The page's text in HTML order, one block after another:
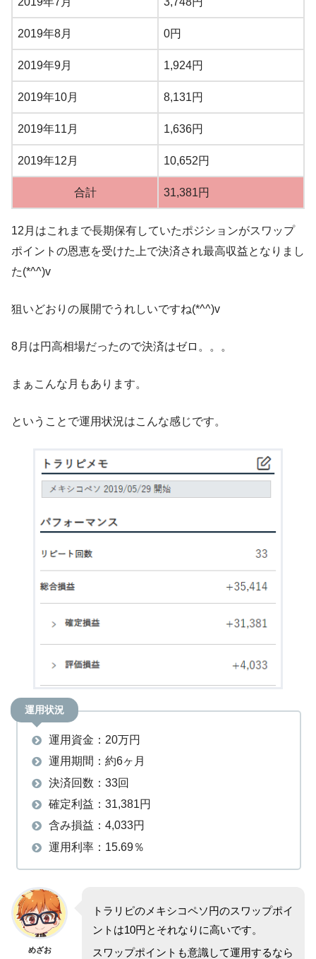
2019年8月 0円
2019年9月 1,924円
2019年10月 8,131円
2019年11月 1,636円
2019年12月 10,652円
合計 31,381円
12月はこれまで長期保有していたポジションがスワップ
ポイントの恩恵を受けた上で決済され最高収益となりまし
た(*^^)v
狙いどおりの展開でうれしいですね(*^^)v
8月は円高相場だったので決済はゼロ。。。
まぁこんな月もあります。
ということで運用状況はこんな感じです。
運用状況
運用資金：20万円
運用期間：約6ヶ月
決済回数：33回
確定利益：31,381円
含み損益：4,033円
運用利率：15.69％
めざお
トラリピのメキシコペソ円のスワップポイ
ントは10円とそれなりに高いです。
スワップポイントも意識して運用するなら